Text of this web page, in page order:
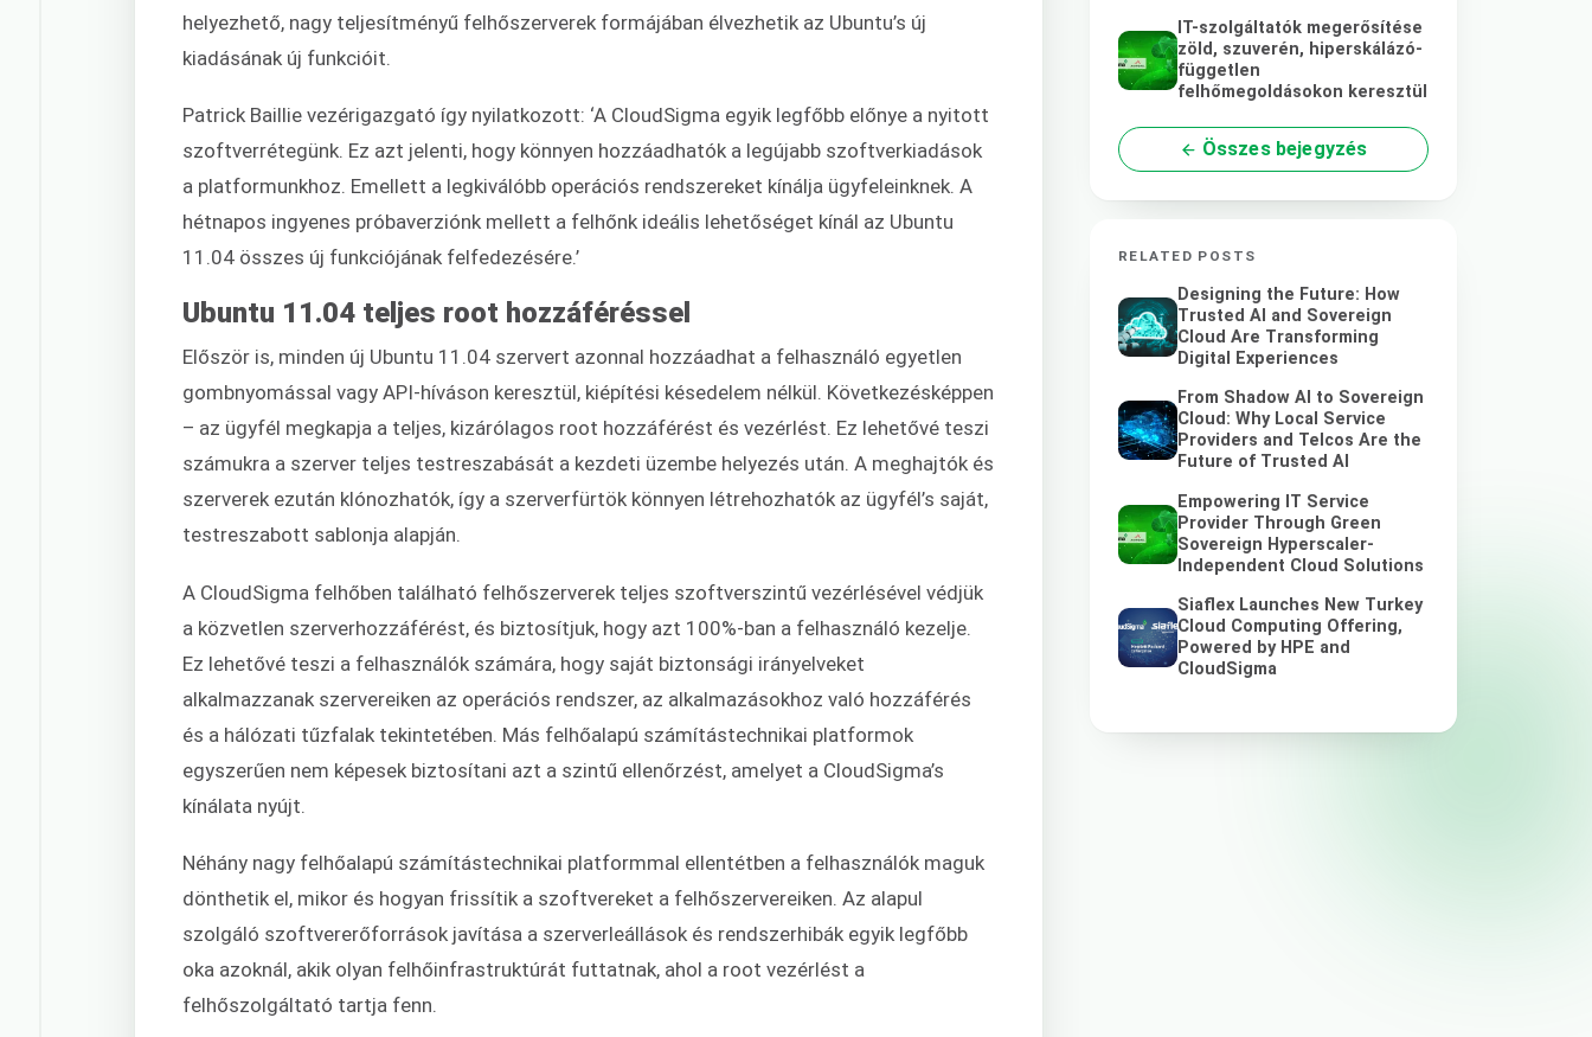
helyezhető, nagy teljesítményű felhőszerverek formájában élvezhetik az Ubuntu’s új
kiadásának új funkcióit.
Patrick Baillie vezérigazgató így nyilatkozott: ‘A CloudSigma egyik legfőbb előnye a nyitott
szoftverrétegünk. Ez azt jelenti, hogy könnyen hozzáadhatók a legújabb szoftverkiadások
a platformunkhoz. Emellett a legkiválóbb operációs rendszereket kínálja ügyfeleinknek. A
hétnapos ingyenes próbaverziónk mellett a felhőnk ideális lehetőséget kínál az Ubuntu
11.04 összes új funkciójának felfedezésére.’
Ubuntu 11.04 teljes root hozzáféréssel
Először is, minden új Ubuntu 11.04 szervert azonnal hozzáadhat a felhasználó egyetlen
gombnyomással vagy API-híváson keresztül, kiépítési késedelem nélkül. Következésképpen
– az ügyfél megkapja a teljes, kizárólagos root hozzáférést és vezérlést. Ez lehetővé teszi
számukra a szerver teljes testreszabását a kezdeti üzembe helyezés után. A meghajtók és
szerverek ezután klónozhatók, így a szerverfürtök könnyen létrehozhatók az ügyfél’s saját,
testreszabott sablonja alapján.
A CloudSigma felhőben található felhőszerverek teljes szoftverszintű vezérlésével védjük
a közvetlen szerverhozzáférést, és biztosítjuk, hogy azt 100%-ban a felhasználó kezelje.
Ez lehetővé teszi a felhasználók számára, hogy saját biztonsági irányelveket
alkalmazzanak szervereiken az operációs rendszer, az alkalmazásokhoz való hozzáférés
és a hálózati tűzfalak tekintetében. Más felhőalapú számítástechnikai platformok
egyszerűen nem képesek biztosítani azt a szintű ellenőrzést, amelyet a CloudSigma’s
kínálata nyújt.
Néhány nagy felhőalapú számítástechnikai platformmal ellentétben a felhasználók maguk
dönthetik el, mikor és hogyan frissítik a szoftvereket a felhőszervereiken. Az alapul
szolgáló szoftvererőforrások javítása a szerverleállások és rendszerhibák egyik legfőbb
oka azoknál, akik olyan felhőinfrastruktúrát futtatnak, ahol a root vezérlést a
felhőszolgáltató tartja fenn.
IT-szolgáltatók megerősítése
zöld, szuverén, hiperskálázó-
független
felhőmegoldásokon keresztül
Összes bejegyzés
RELATED POSTS
Designing the Future: How
Trusted AI and Sovereign
Cloud Are Transforming
Digital Experiences
From Shadow AI to Sovereign
Cloud: Why Local Service
Providers and Telcos Are the
Future of Trusted AI
Empowering IT Service
Provider Through Green
Sovereign Hyperscaler-
Independent Cloud Solutions
Siaflex Launches New Turkey
Cloud Computing Offering,
Powered by HPE and
CloudSigma